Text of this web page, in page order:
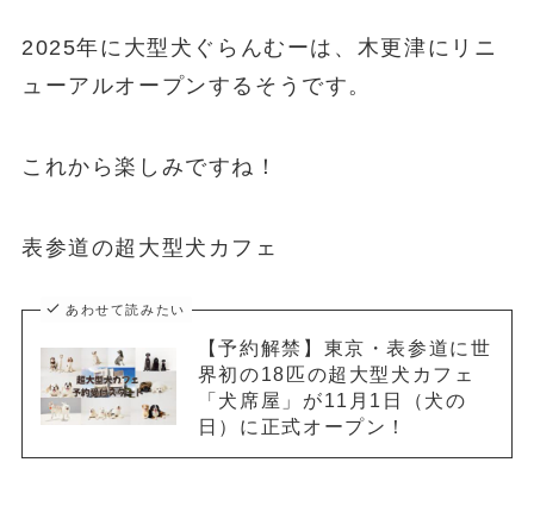
2025年に大型犬ぐらんむーは、木更津にリニ
ューアルオープンするそうです。
これから楽しみですね！
表参道の超大型犬カフェ
あわせて読みたい
【予約解禁】東京・表参道に世
界初の18匹の超大型犬カフェ
「犬席屋」が11月1日（犬の
日）に正式オープン！